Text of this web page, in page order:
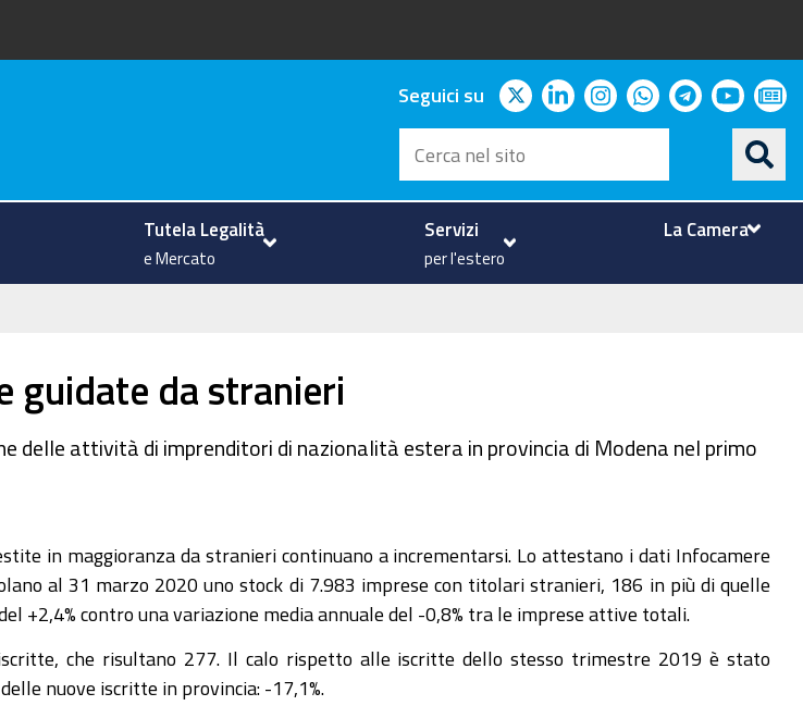
Seguici su twitterlinkedininstagram
whatsapp
telegram
Cerca
nel
sito
Tutela Legalità
e Mercato
Servizi
per l'estero
La Camera
guidate da stranieri
delle attività di imprenditori di nazionalità estera in provincia di Modena nel primo
in maggioranza da stranieri continuano a incrementarsi. Lo attestano i dati Infocamere
al 31 marzo 2020 uno stock di 7.983 imprese con titolari stranieri, 186 in più di quelle
+2,4% contro una variazione media annuale del -0,8% tra le imprese attive totali.
che risultano 277. Il calo rispetto alle iscritte dello stesso trimestre 2019 è stato
nuove iscritte in provincia: -17,1%.